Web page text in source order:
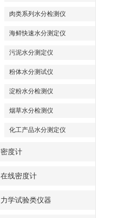
肉类系列水分检测仪
海鲜快速水分测定仪
污泥水分测定仪
粉体水分测试仪
淀粉水分检测仪
烟草水分检测仪
化工产品水分测定仪
密度计
在线密度计
力学试验类仪器